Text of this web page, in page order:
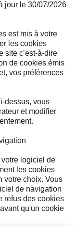
jour le 30/07/2026
est mis à votre
les cookies
site c’est-à-dire
de cookies émis
vos préférences
dessus, vous
et modifier
logiciel de
les cookies
votre choix. Vous
de navigation
refus des cookies
qu'un cookie